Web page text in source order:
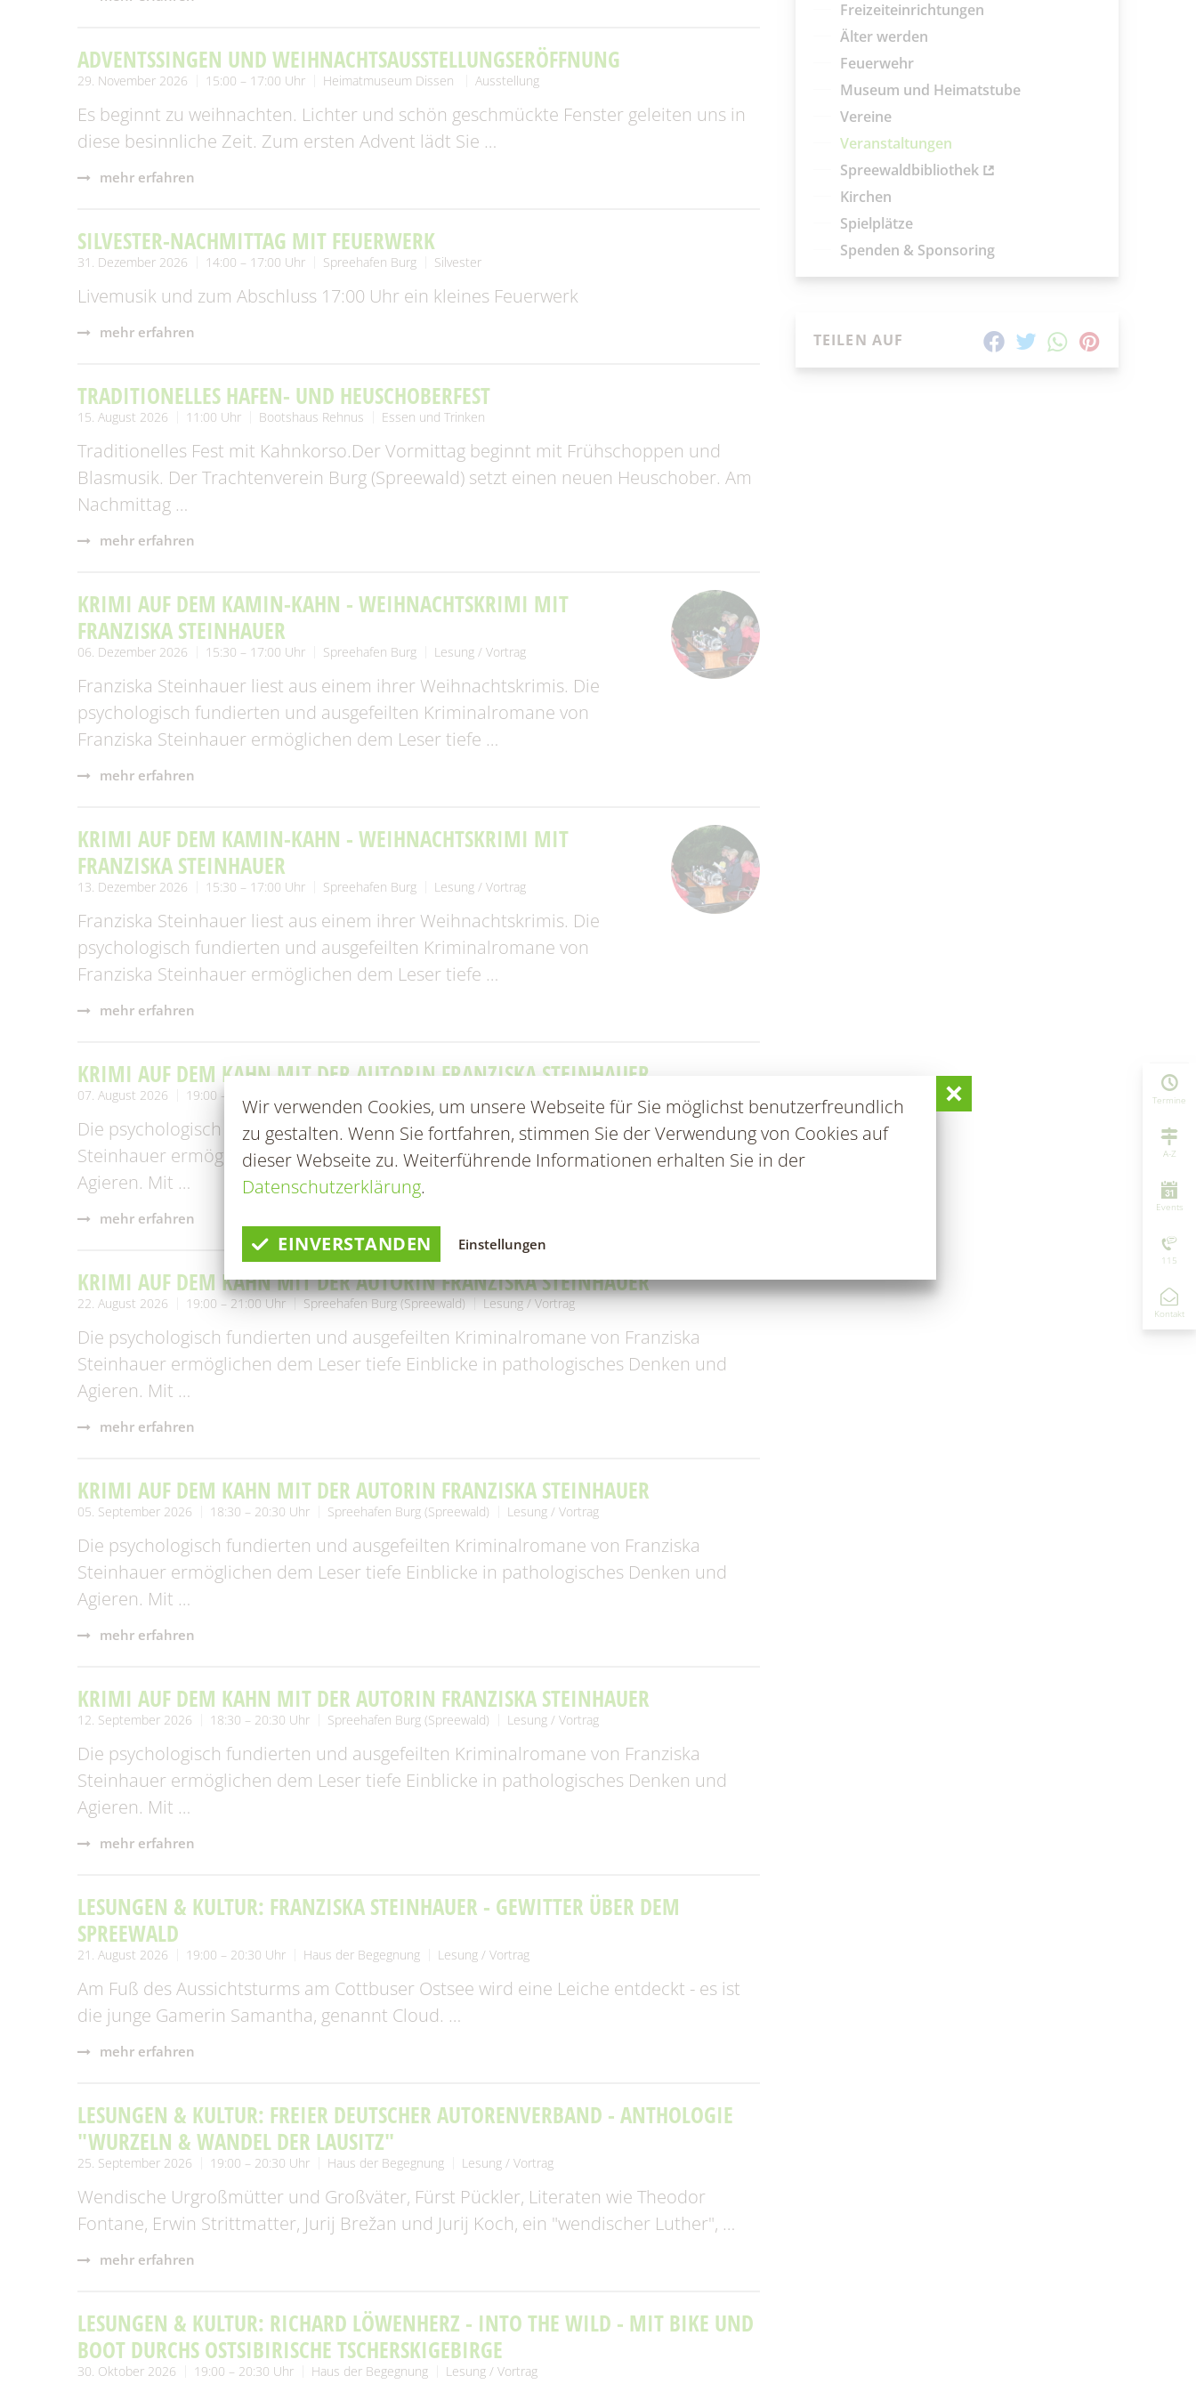
Wir verwenden Cookies, um unsere Webseite für Sie möglichst benutzerfreundlich
zu gestalten. Wenn Sie fortfahren, stimmen Sie der Verwendung von Cookies auf
dieser Webseite zu. Weiterführende Informationen erhalten Sie in der
Datenschutzerklärung.
EINVERSTANDEN Einstellungen
ADVENTSSINGEN UND WEIHNACHTSAUSSTELLUNGSERÖFFNUNG
29. November 2026 15:00 – 17:00 Uhr Heimatmuseum Dissen Ausstellung
Es beginnt zu weihnachten. Lichter und schön geschmückte Fenster geleiten uns in
diese besinnliche Zeit. Zum ersten Advent lädt Sie …
mehr erfahren
SILVESTER-NACHMITTAG MIT FEUERWERK
31. Dezember 2026 14:00 – 17:00 Uhr Spreehafen Burg Silvester
Livemusik und zum Abschluss 17:00 Uhr ein kleines Feuerwerk
mehr erfahren
TRADITIONELLES HAFEN- UND HEUSCHOBERFEST
15. August 2026 11:00 Uhr Bootshaus Rehnus Essen und Trinken
Traditionelles Fest mit Kahnkorso.Der Vormittag beginnt mit Frühschoppen und
Blasmusik. Der Trachtenverein Burg (Spreewald) setzt einen neuen Heuschober. Am
Nachmittag …
mehr erfahren
KRIMI AUF DEM KAMIN-KAHN - WEIHNACHTSKRIMI MIT
FRANZISKA STEINHAUER
06. Dezember 2026 15:30 – 17:00 Uhr Spreehafen Burg Lesung / Vortrag
Franziska Steinhauer liest aus einem ihrer Weihnachtskrimis. Die
psychologisch fundierten und ausgefeilten Kriminalromane von
Franziska Steinhauer ermöglichen dem Leser tiefe …
mehr erfahren
KRIMI AUF DEM KAMIN-KAHN - WEIHNACHTSKRIMI MIT
FRANZISKA STEINHAUER
13. Dezember 2026 15:30 – 17:00 Uhr Spreehafen Burg Lesung / Vortrag
Franziska Steinhauer liest aus einem ihrer Weihnachtskrimis. Die
psychologisch fundierten und ausgefeilten Kriminalromane von
Franziska Steinhauer ermöglichen dem Leser tiefe …
mehr erfahren
KRIMI AUF DEM KAHN MIT DER AUTORIN FRANZISKA STEINHAUER
07. August 2026 19:00 – 21:00 Uhr
Die psychologisch fundierten und ausgefeilten Kriminalromane von Franziska
Steinhauer ermöglichen dem Leser tiefe Einblicke in pathologisches Denken und
Agieren. Mit …
mehr erfahren
KRIMI AUF DEM KAHN MIT DER AUTORIN FRANZISKA STEINHAUER
22. August 2026 19:00 – 21:00 Uhr Spreehafen Burg (Spreewald) Lesung / Vortrag
Die psychologisch fundierten und ausgefeilten Kriminalromane von Franziska
Steinhauer ermöglichen dem Leser tiefe Einblicke in pathologisches Denken und
Agieren. Mit …
mehr erfahren
KRIMI AUF DEM KAHN MIT DER AUTORIN FRANZISKA STEINHAUER
05. September 2026 18:30 – 20:30 Uhr Spreehafen Burg (Spreewald) Lesung / Vortrag
Die psychologisch fundierten und ausgefeilten Kriminalromane von Franziska
Steinhauer ermöglichen dem Leser tiefe Einblicke in pathologisches Denken und
Agieren. Mit …
mehr erfahren
KRIMI AUF DEM KAHN MIT DER AUTORIN FRANZISKA STEINHAUER
12. September 2026 18:30 – 20:30 Uhr Spreehafen Burg (Spreewald) Lesung / Vortrag
Die psychologisch fundierten und ausgefeilten Kriminalromane von Franziska
Steinhauer ermöglichen dem Leser tiefe Einblicke in pathologisches Denken und
Agieren. Mit …
mehr erfahren
LESUNGEN & KULTUR: FRANZISKA STEINHAUER - GEWITTER ÜBER DEM
SPREEWALD
21. August 2026 19:00 – 20:30 Uhr Haus der Begegnung Lesung / Vortrag
Am Fuß des Aussichtsturms am Cottbuser Ostsee wird eine Leiche entdeckt - es ist
die junge Gamerin Samantha, genannt Cloud. …
mehr erfahren
LESUNGEN & KULTUR: FREIER DEUTSCHER AUTORENVERBAND - ANTHOLOGIE
"WURZELN & WANDEL DER LAUSITZ"
25. September 2026 19:00 – 20:30 Uhr Haus der Begegnung Lesung / Vortrag
Wendische Urgroßmütter und Großväter, Fürst Pückler, Literaten wie Theodor
Fontane, Erwin Strittmatter, Jurij Brežan und Jurij Koch, ein "wendischer Luther", …
mehr erfahren
LESUNGEN & KULTUR: RICHARD LÖWENHERZ - INTO THE WILD - MIT BIKE UND
BOOT DURCHS OSTSIBIRISCHE TSCHERSKIGEBIRGE
30. Oktober 2026 19:00 – 20:30 Uhr Haus der Begegnung Lesung / Vortrag
aktuelle und laufende Veranstaltungen
SUCHBEGRIFF
ORT
SUCHEN
Freizeiteinrichtungen
Älter werden
Feuerwehr
Museum und Heimatstube
Vereine
Veranstaltungen
Spreewaldbibliothek
Kirchen
Spielplätze
Spenden & Sponsoring
TEILEN AUF
Termine
A-Z
Events
115
Kontakt